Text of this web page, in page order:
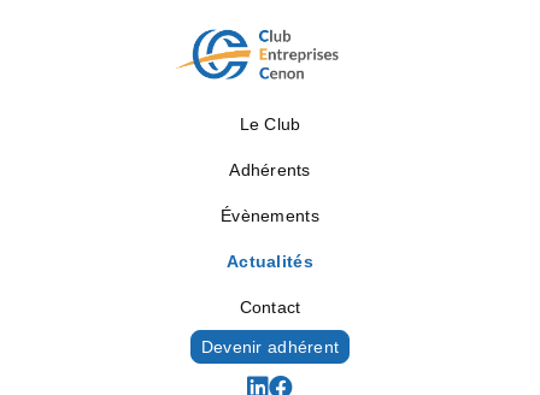
Le Club
Adhérents
Évènements
Actualités
Contact
Devenir adhérent